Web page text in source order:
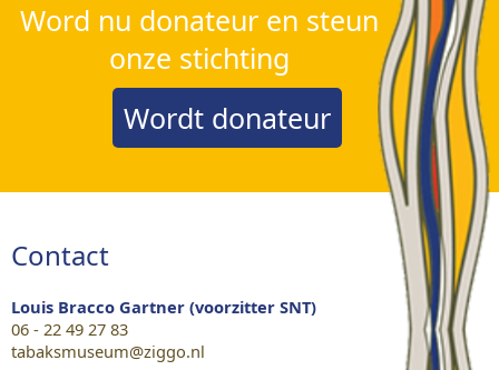
Word nu donateur en steun
onze stichting
Wordt donateur
Contact
Louis Bracco Gartner (voorzitter SNT)
06 - 22 49 27 83
tabaksmuseum@ziggo.nl